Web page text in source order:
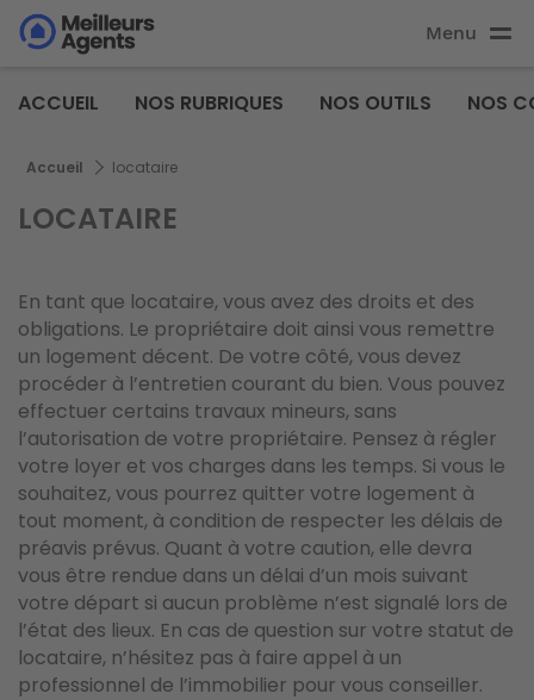
Aller
au
principal
Aller au
principal
Menu
Agents
ACCUEIL NOS RUBRIQUES NOS OUTILS NOS
Fil d'Ariane
Accueil locataire
LOCATAIRE
En tant que locataire, vous avez des droits et des
obligations. Le propriétaire doit ainsi vous remettre
un logement décent. De votre côté, vous devez
procéder à l’entretien courant du bien. Vous pouvez
effectuer certains travaux mineurs, sans
l’autorisation de votre propriétaire. Pensez à régler
votre loyer et vos charges dans les temps. Si vous le
souhaitez, vous pourrez quitter votre logement à
tout moment, à condition de respecter les délais de
préavis prévus. Quant à votre caution, elle devra
vous être rendue dans un délai d’un mois suivant
votre départ si aucun problème n’est signalé lors de
l’état des lieux. En cas de question sur votre statut de
locataire, n’hésitez pas à faire appel à un
professionnel de l’immobilier pour vous conseiller.